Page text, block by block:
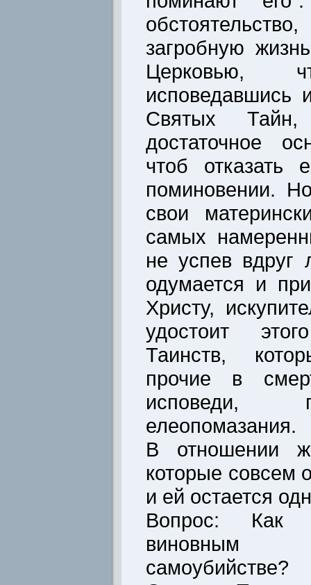
загробную
исповедавшись
Святых Тайн,
достаточное
чтоб отказать
поминовении.
свои
самых
не успев вдруг
одумается и
Христу,
удостоит
Таинств,
прочие в
исповеди,
елеопомазания.
В отношении
которые совсем
и ей остается
Вопрос: Как
виновным
самоубийстве?